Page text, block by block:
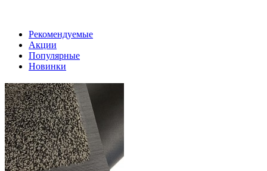
Рекомендуемые
Акции
Популярные
Новинки